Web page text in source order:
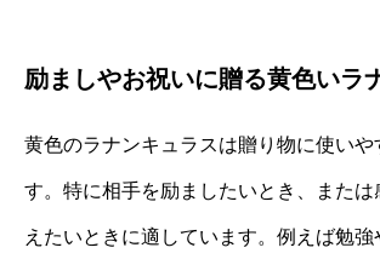
励ましやお祝いに贈る黄色いラ
黄色のラナンキュラスは贈り物に使い
す。特に相手を励ましたいとき、また
えたいときに適しています。例えば勉強